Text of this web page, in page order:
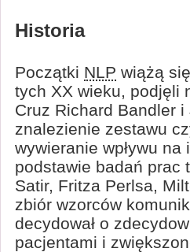
Historia
Początki NLP wiążą
tych XX wieku, podjęli
Cruz Richard Bandler
znalezienie zestawu
wywieranie wpływu
podstawie badań prac
Satir, Fritza Perlsa,
zbiór wzorców
decydował o
pacjentami i